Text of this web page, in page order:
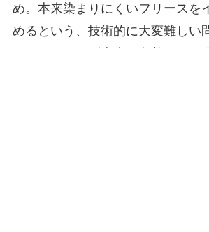
め。本来染まりにくいフリースを
めるという、技術的に大変難しい